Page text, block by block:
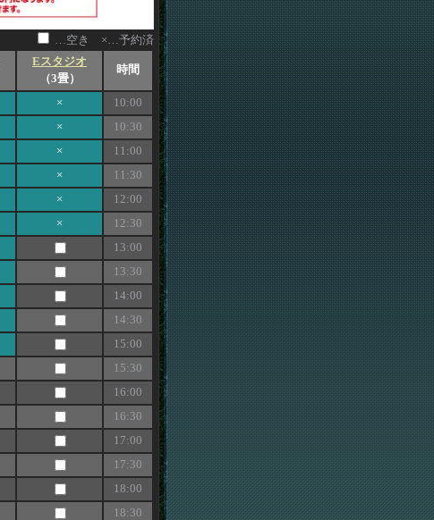
…空き ×…予約済
Eスタジオ
（3畳）
時間
×
10:00
×
10:30
×
11:00
×
11:30
×
12:00
×
12:30
13:00
13:30
14:00
14:30
15:00
15:30
16:00
16:30
17:00
17:30
18:00
18:30